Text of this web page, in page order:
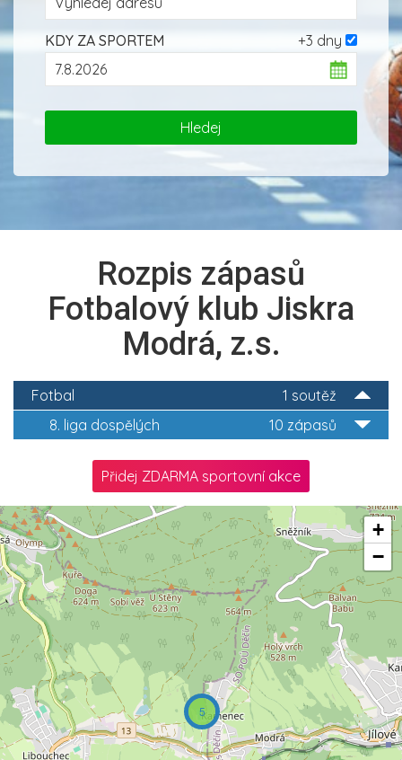
+3 dny
KDY ZA SPORTEM
Rozpis zápasů
Fotbalový klub Jiskra
Modrá, z.s.
1 soutěž
Fotbal
10 zápasů
8. liga dospělých
Přidej ZDARMA sportovní akce
5
+
−